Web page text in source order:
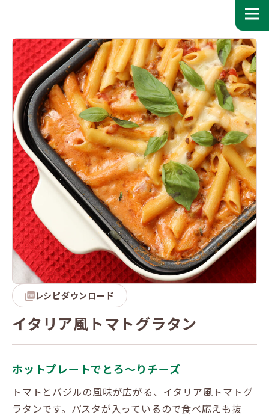
レシピダウンロード
イタリア風トマトグラタン
ホットプレートでとろ～りチーズ
トマトとバジルの風味が広がる、イタリア風トマトグ
ラタンです。パスタが入っているので食べ応えも抜